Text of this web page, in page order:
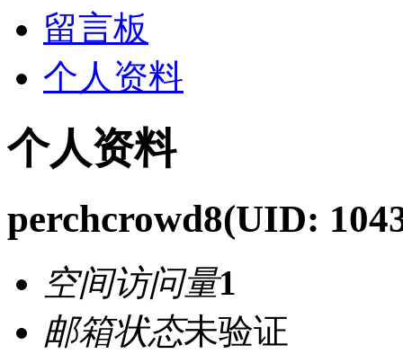
留言板
个人资料
个人资料
perchcrowd8(UID:
空间访问量1
邮箱状态未验证